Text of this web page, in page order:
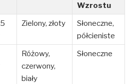
Wzrostu
Zielony, złoty
Słoneczne,
półcieniste
Różowy,
czerwony,
biały
Słoneczne